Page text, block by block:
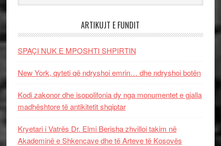
ARTIKUJT E FUNDIT
SPAÇI NUK E MPOSHTI SHPIRTIN
New York, qyteti që ndryshoi emrin… dhe ndryshoi botën
Kodi zakonor dhe isopolifonia dy nga monumentet e gjalla
madhështore të antikitetit shqiptar
Kryetari i Vatrës Dr. Elmi Berisha zhvilloi takim në
Akademinë e Shkencave dhe të Arteve të Kosovës